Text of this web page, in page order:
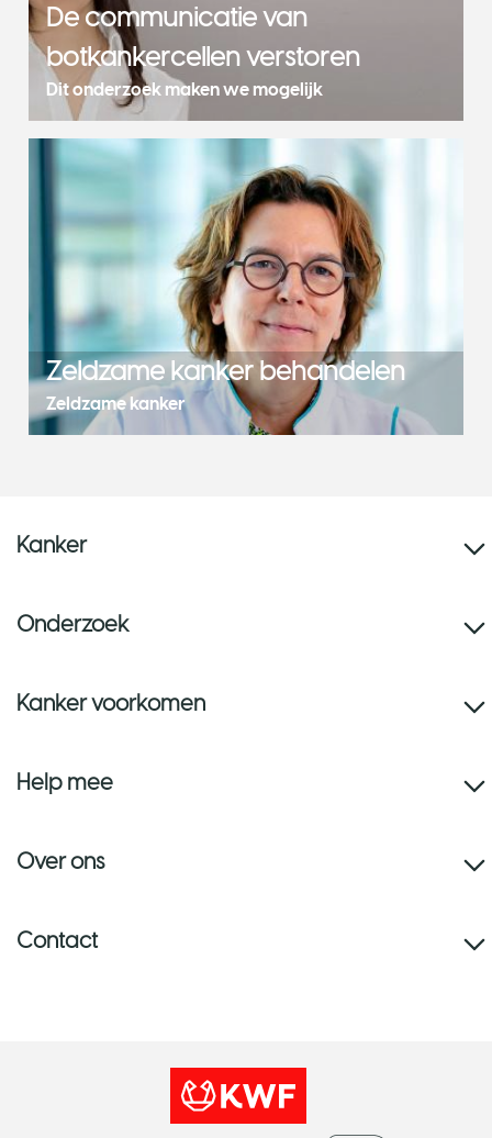
De communicatie van
botkankercellen verstoren
Dit onderzoek maken we mogelijk
Zeldzame kanker behandelen
Zeldzame kanker
Kanker
Onderzoek
Kanker voorkomen
Help mee
Over ons
Contact